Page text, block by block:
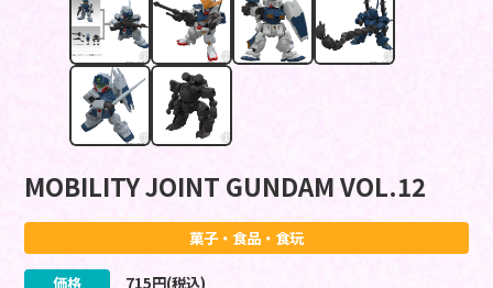
MOBILITY JOINT GUNDAM VOL.12
菓子・食品・食玩
価格 715円(税込)